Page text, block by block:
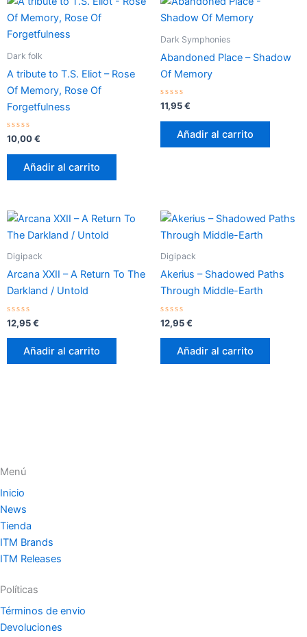
Dark folk
A tribute to T.S. Eliot – Rose
Of Memory, Rose Of
Forgetfulness
Valorado
con
0
10,00€
Añadir al carrito
Dark Symphonies
Abandoned Place – Shadow
Of Memory
Valorado
con
0
11,95€
Añadir al carrito
Digipack
Arcana XXII – A Return To The
Darkland / Untold
Valorado
con
0
12,95€
Añadir al carrito
Digipack
Akerius – Shadowed Paths
Through Middle​-​Earth
Valorado
con
0
12,95€
Añadir al carrito
Menú
Inicio
News
Tienda
ITM Brands
ITM Releases
Políticas
Términos de envio
Devoluciones